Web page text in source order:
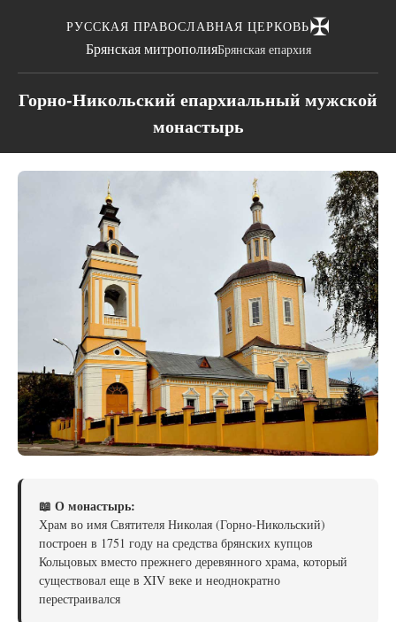
РУССКАЯ ПРАВОСЛАВНАЯ ЦЕРКОВЬ✠
Брянская митрополияБрянская епархия
Горно-Никольский епархиальный мужской
монастырь
📖 О монастырь:
Храм во имя Святителя Николая (Горно-Никольский)
построен в 1751 году на средства брянских купцов
Кольцовых вместо прежнего деревянного храма, который
существовал еще в XIV веке и неоднократно
перестраивался